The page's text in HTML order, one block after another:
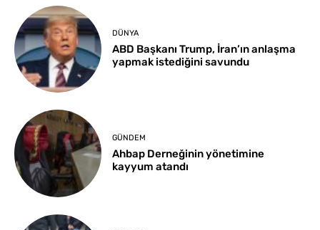
DÜNYA
ABD Başkanı Trump, İran’ın anlaşma
yapmak istediğini savundu
GÜNDEM
Ahbap Derneğinin yönetimine
kayyum atandı